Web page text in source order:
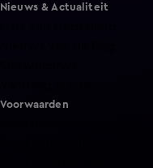
Nieuws & Actualiteit
Voorwaarden